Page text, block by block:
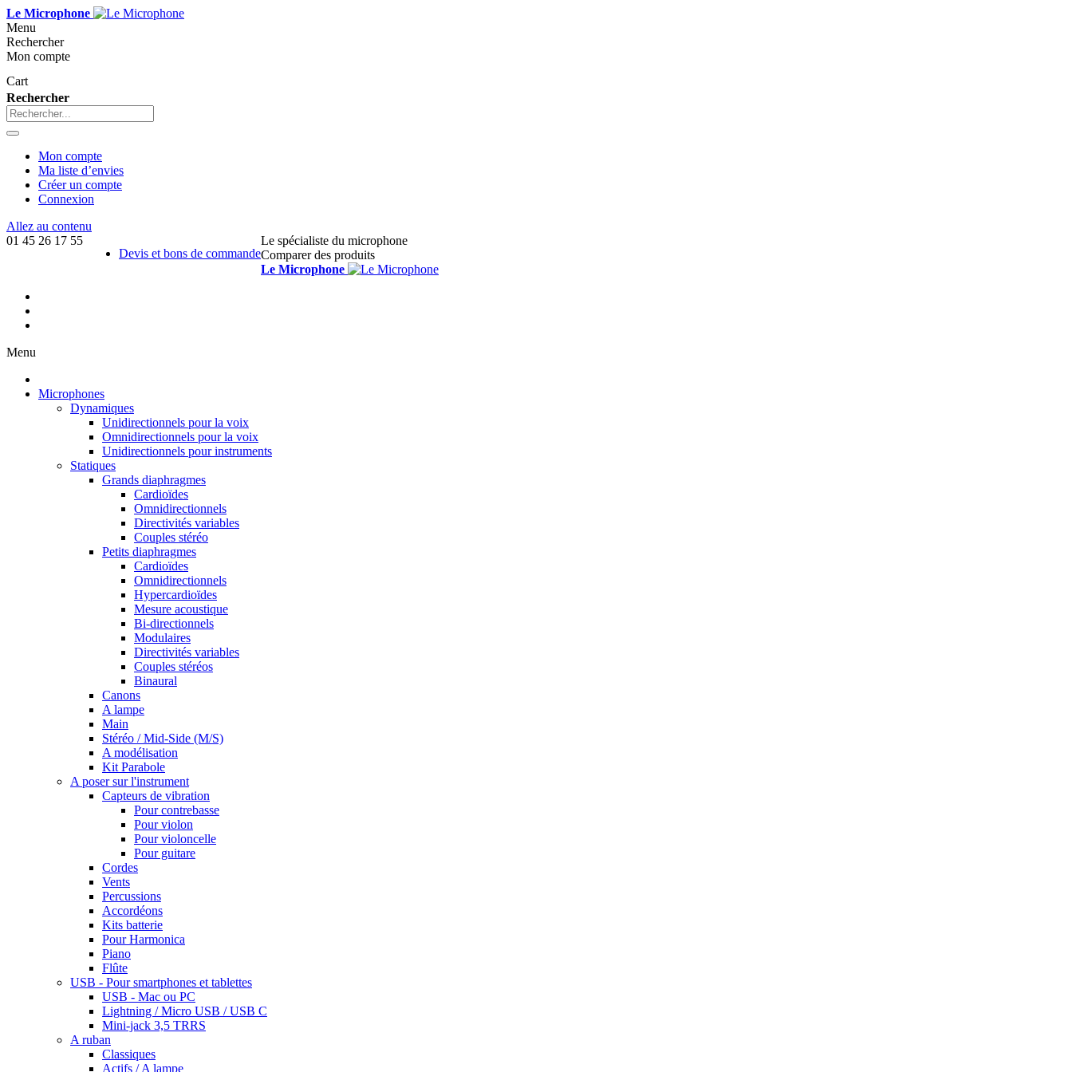
Le Microphone
Menu
Rechercher
Mon compte
Cart
Rechercher
Mon compte
Ma liste d’envies
Créer un compte
Connexion
Allez au contenu
01 45 26 17 55
Devis et bons de commande
Le spécialiste du microphone
Comparer des produits
Le Microphone
Menu
Microphones
Dynamiques
Unidirectionnels pour la voix
Omnidirectionnels pour la voix
Unidirectionnels pour instruments
Statiques
Grands diaphragmes
Cardioïdes
Omnidirectionnels
Directivités variables
Couples stéréo
Petits diaphragmes
Cardioïdes
Omnidirectionnels
Hypercardioïdes
Mesure acoustique
Bi-directionnels
Modulaires
Directivités variables
Couples stéréos
Binaural
Canons
A lampe
Main
Stéréo / Mid-Side (M/S)
A modélisation
Kit Parabole
A poser sur l'instrument
Capteurs de vibration
Pour contrebasse
Pour violon
Pour violoncelle
Pour guitare
Cordes
Vents
Percussions
Accordéons
Kits batterie
Pour Harmonica
Piano
Flûte
USB - Pour smartphones et tablettes
USB - Mac ou PC
Lightning / Micro USB / USB C
Mini-jack 3,5 TRRS
A ruban
Classiques
Actifs / A lampe